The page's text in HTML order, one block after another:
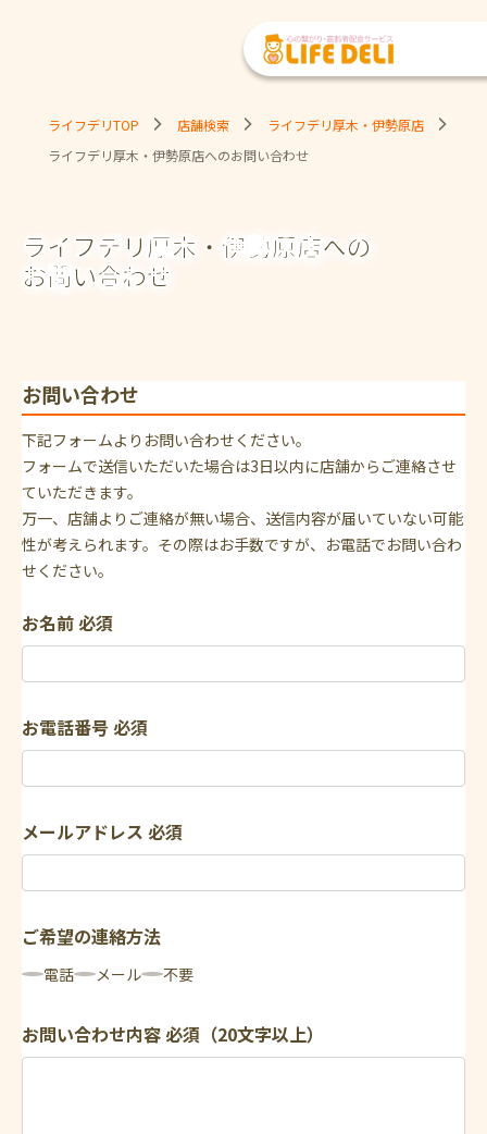
ライフデリTOP 店舗検索
ライフデリ厚木・伊勢原店
ライフデリ厚木・伊勢原店へのお問い合わせ
ライフデリ厚木・伊勢原店への
お問い合わせ
お問い合わせ
下記フォームよりお問い合わせください。
フォームで送信いただいた場合は3日以内に店舗からご連絡させ
ていただきます。
万一、店舗よりご連絡が無い場合、送信内容が届いていない可能
性が考えられます。その際はお手数ですが、お電話でお問い合わ
せください。
お名前必須
お電話番号必須
メールアドレス 必須
ご希望の連絡方法
電話 メール 不要
お問い合わせ内容必須（20文字以上）